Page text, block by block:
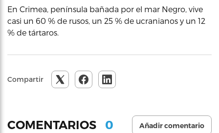
En Crimea, península bañada por el mar Negro, vive
casi un 60 % de rusos, un 25 % de ucranianos y un 12
% de tártaros.
Compartir
COMENTARIOS 0 Añadir comentario